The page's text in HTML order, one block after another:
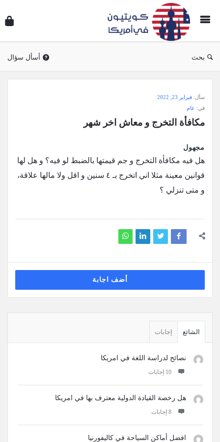
بحث أسأل سؤال
وجواب
أمريكا
الاحدث
أسئلة
سأل: فبراير 23, 2022
في: عام
مكافأة التخرج و معاش اخر شهر
مجهول
هل فيه مكافأة التخرج و جم قيمتها بالضبط لو فيه؟ و هل لها
قوانين معينة مثلا اني اتخرج بـ ٤ سنين و اقل ولا مالها علاقة،
و متى تنزلي ؟
أضف اجابة
الجانبيةالشائع إجابات
نصائح لدراسة اللغة في امريكا
‫10 إجابات
هل رخصة القيادة الدولية معترف بها في امريكا
‫8 إجابات
افضل أماكن السياحة في كاليفورنيا